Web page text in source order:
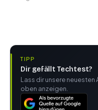
TIPP
Dir gefällt Techtest?
Lass dir unsere
oben anzeigen.